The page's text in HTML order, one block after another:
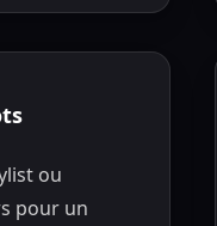
ou
pour un